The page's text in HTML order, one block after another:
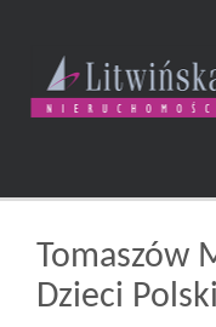
Tomaszów
Dzieci